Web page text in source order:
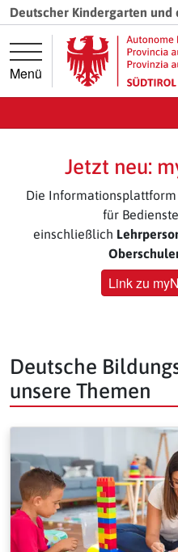
Springe direkt zur
Springe direkt zum Inhalt
Deutscher Kindergarten und
Menü
Jetzt neu:
Die
für
einschließlich
Link zu
Deutsche
unsere Themen